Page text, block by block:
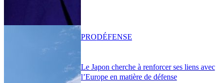
Le Japon cherche à renforcer ses liens avec
l’Europe en matière de défense
PRODÉFENSE